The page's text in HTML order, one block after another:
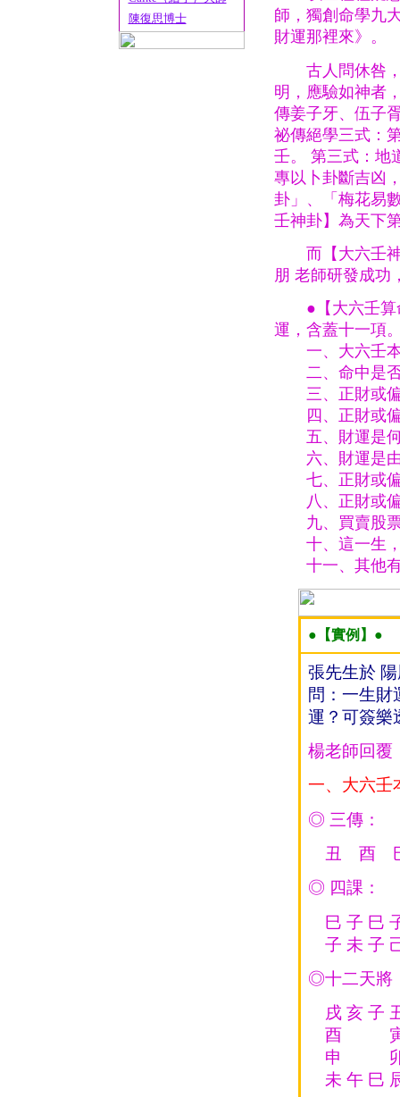
陳復思博士
師，獨創命學九
財運那裡來》。
古人問休咎，
明，應驗如神者
傳姜子牙、伍子
祕傳絕學三式：
壬。 第三式：地
專以卜卦斷吉凶
卦」、「梅花易
壬神卦】為天下
而【大六壬神
朋 老師研發成功
●【大六壬算命
運，含蓋十一項
一、大六壬本
二、命中是否
三、正財或偏
四、正財或偏
五、財運是何
六、財運是由
七、正財或偏
八、正財或偏
九、買賣股票
十、這一生，
十一、其他有
●【實例】●
張先生於
問：一生財
運？可簽樂
楊老師回覆
一、大六壬
◎ 三傳：
丑 酉
◎ 四課：
巳 子 巳
子 未 子
◎十二天將
戌 亥 子
酉
申
未 午 巳